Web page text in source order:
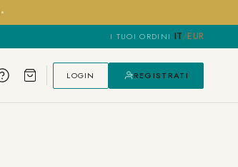
I TUOI ORDINI·IT/EUR
LOGIN REGISTRATI